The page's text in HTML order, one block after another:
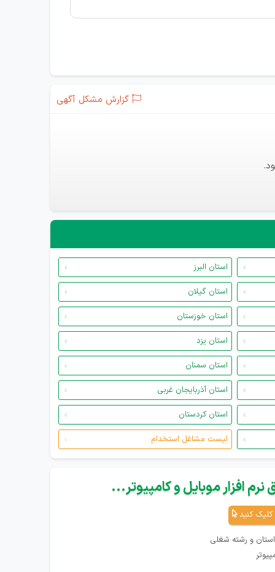
گزارش مشکل آگهی
استان البرز
استان گیلان
استان خوزستان
استان یزد
استان سمنان
استان آذربایجان غربی
استان کردستان
لیست مشاغل استخدام
افزار موبایل و کامپیوتر...
کلیک کنید
و رشته شغلی